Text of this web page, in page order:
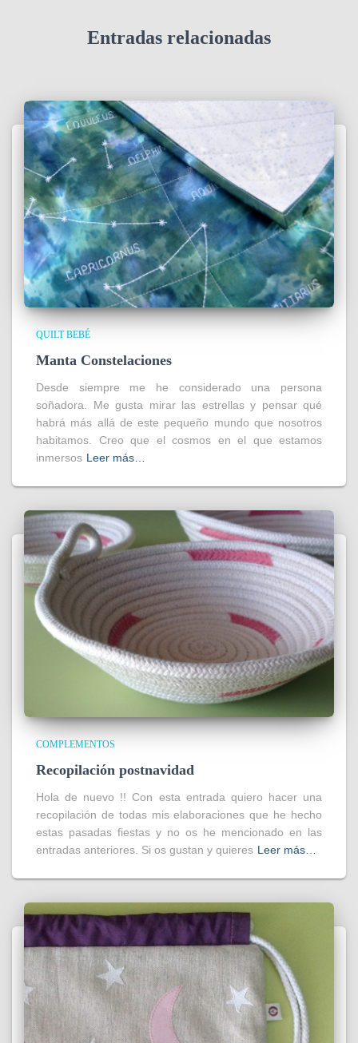
Entradas relacionadas
QUILT BEBÉ
Manta Constelaciones
Desde siempre me he considerado una persona
soñadora. Me gusta mirar las estrellas y pensar qué
habrá más allá de este pequeño mundo que nosotros
habitamos. Creo que el cosmos en el que estamos
inmersos Leer más…
COMPLEMENTOS
Recopilación postnavidad
Hola de nuevo !! Con esta entrada quiero hacer una
recopilación de todas mis elaboraciones que he hecho
estas pasadas fiestas y no os he mencionado en las
entradas anteriores. Si os gustan y quieres Leer más…